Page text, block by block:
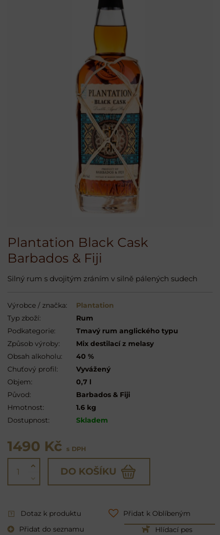
Plantation Black Cask
Barbados & Fiji
Silný rum s dvojitým zráním v silně pálených sudech
Výrobce / značka:
Plantation
Typ zboží:
Rum
Podkategorie:
Tmavý rum anglického typu
Způsob výroby:
Mix destilací z melasy
Obsah alkoholu:
40 %
Chuťový profil:
Vyvážený
Objem:
0,7 l
Původ:
Barbados & Fiji
Hmotnost:
1.6 kg
Dostupnost:
Skladem
1490 Kč s DPH
DO KOŠÍKU
Dotaz k produktu
Přidat k Oblíbeným
Přidat do seznamu
Hlídací pes